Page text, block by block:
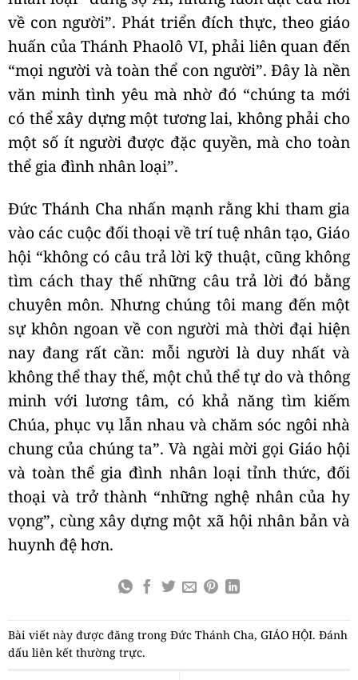
về con người”. Phát triển đích thực, theo giáo
huấn của Thánh Phaolô VI, phải liên quan đến
“mọi người và toàn thể con người”. Đây là nền
văn minh tình yêu mà nhờ đó “chúng ta mới
có thể xây dựng một tương lai, không phải cho
một số ít người được đặc quyền, mà cho toàn
thể gia đình nhân loại”.
Đức Thánh Cha nhấn mạnh rằng khi tham gia
vào các cuộc đối thoại về trí tuệ nhân tạo, Giáo
hội “không có câu trả lời kỹ thuật, cũng không
tìm cách thay thế những câu trả lời đó bằng
chuyên môn. Nhưng chúng tôi mang đến một
sự khôn ngoan về con người mà thời đại hiện
nay đang rất cần: mỗi người là duy nhất và
không thể thay thế, một chủ thể tự do và thông
minh với lương tâm, có khả năng tìm kiếm
Chúa, phục vụ lẫn nhau và chăm sóc ngôi nhà
chung của chúng ta”. Và ngài mời gọi Giáo hội
và toàn thể gia đình nhân loại tỉnh thức, đối
thoại và trở thành “những nghệ nhân của hy
vọng”, cùng xây dựng một xã hội nhân bản và
huynh đệ hơn.
Bài viết này được đăng trong Đức Thánh Cha, GIÁO HỘI. Đánh
dấu liên kết thường trực.